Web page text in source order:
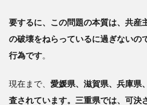
要するに、この問題の本質は、共産
の破壊をねらっているに過ぎないの
行為です。
現在まで、 愛媛県、滋賀県、兵庫県
査されています。三重県では、可決